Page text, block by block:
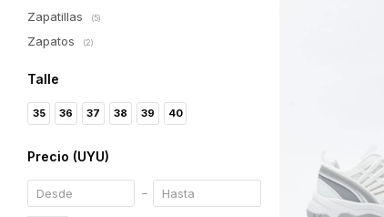
Zapatillas (5)
Zapatos (2)
Talle
35 36 37 38 39 40
Precio (UYU)